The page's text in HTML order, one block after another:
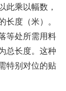
此乘以幅数，
度（米）。
等处所需用料
总长度。这种
特别对位的贴